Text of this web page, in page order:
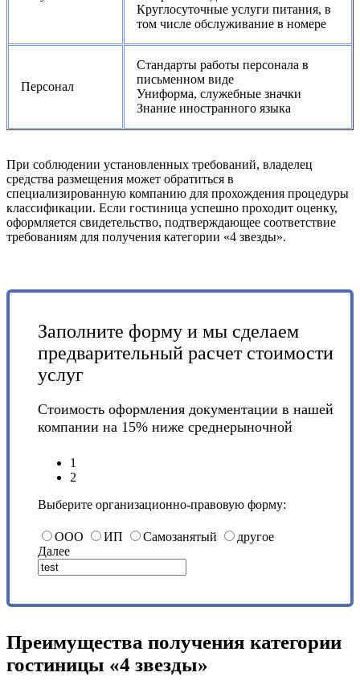
Круглосуточные услуги питания, в
том числе обслуживание в номере
Персонал
Стандарты работы персонала в
письменном виде
Униформа, служебные значки
Знание иностранного языка
При соблюдении установленных требований, владелец
средства размещения может обратиться в
специализированную компанию для прохождения процедуры
классификации. Если гостиница успешно проходит оценку,
оформляется свидетельство, подтверждающее соответствие
требованиям для получения категории «4 звезды».
Заполните форму и мы сделаем
предварительный расчет стоимости
услуг
Стоимость оформления документации в нашей
компании на 15% ниже среднерыночной
1
2
Выберите организационно-правовую форму:
ООО ИП Самозанятый
другое
Далее
Преимущества получения категории
гостиницы «4 звезды»